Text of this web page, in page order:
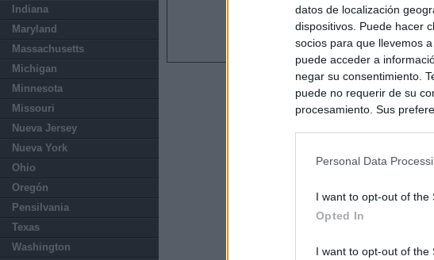
datos de localización
dispositivos. Puede hacer
socios para que llevemos
puede acceder a
negar su consentimiento.
puede no requerir de su
procesamiento. Sus
Personal Data
I want to opt-out of the
Opted In
I want to opt-out of the
Indiana
Maryland
Massachusetts
Michigan
Minnesota
Missouri
Nueva Jersey
Nueva York
Ohio
Oregón
Pensilvania
Texas
Washington